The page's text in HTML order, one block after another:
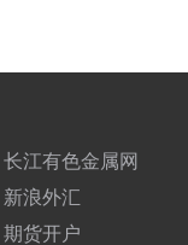
长江有色金属网
新浪外汇
期货开户